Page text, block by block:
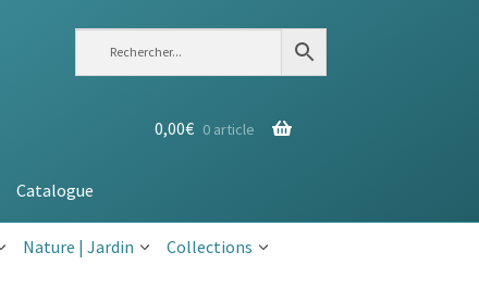
0,00€ 0 article
Catalogue
Nature | Jardin Collections